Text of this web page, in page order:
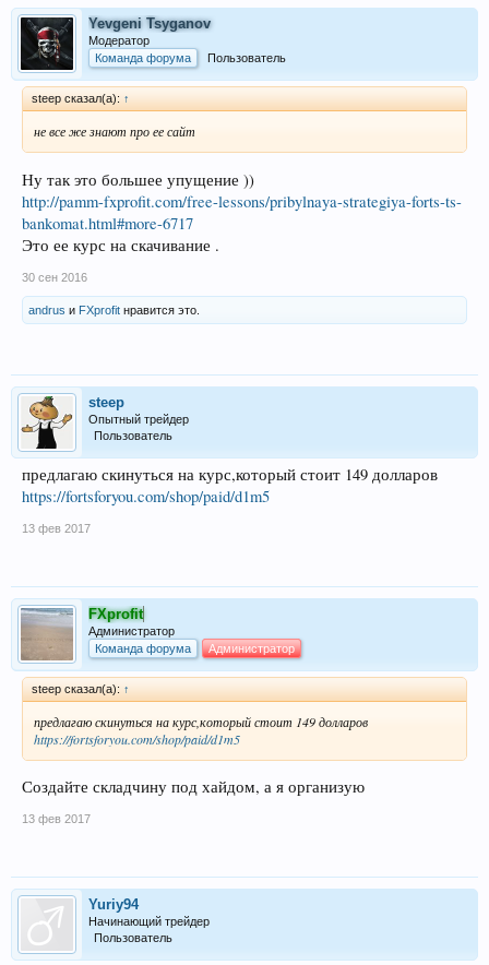
Yevgeni Tsyganov
Модератор
Команда форума
Пользователь
steep сказал(а): ↑
не все же знают про ее сайт
Ну так это большее упущение ))
http://pamm-fxprofit.com/free-lessons/pribylnaya-strategiya-forts-ts-
bankomat.html#more-6717
Это ее курс на скачивание .
30 сен 2016
andrus и FXprofit нравится это.
steep
Опытный трейдер
Пользователь
предлагаю скинуться на курс,который стоит 149 долларов
https://fortsforyou.com/shop/paid/d1m5
13 фев 2017
FXprofit
Администратор
Команда форума
Администратор
steep сказал(а): ↑
предлагаю скинуться на курс,который стоит 149 долларов
https://fortsforyou.com/shop/paid/d1m5
Создайте складчину под хайдом, а я организую
13 фев 2017
Yuriy94
Начинающий трейдер
Пользователь